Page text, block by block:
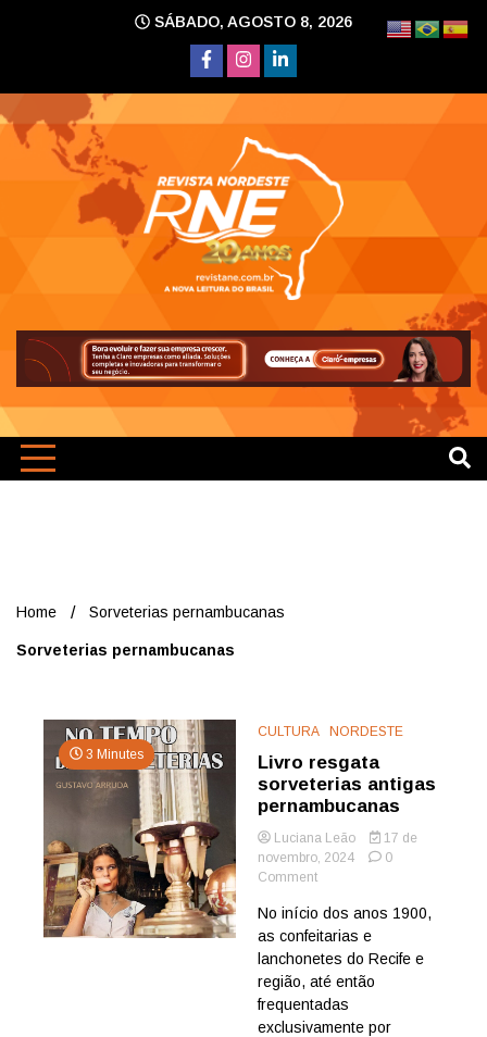
SÁBADO, AGOSTO 8, 2026
Home Sorveterias pernambucanas
Sorveterias pernambucanas
3 Minutes
CULTURA NORDESTE
Livro resgata
sorveterias antigas
pernambucanas
Luciana Leão
17 de
novembro, 2024
0
Commenton
resgata
sorveterias
antigas
pernambucanas
No início dos anos 1900,
as confeitarias e
lanchonetes do Recife e
região, até então
frequentadas
exclusivamente por